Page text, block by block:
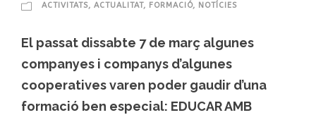
ACTIVITATS, ACTUALITAT, FORMACIÓ, NOTÍCIES
El passat dissabte 7 de març algunes
companyes i companys d’algunes
cooperatives varen poder gaudir d’una
formació ben especial: EDUCAR AMB